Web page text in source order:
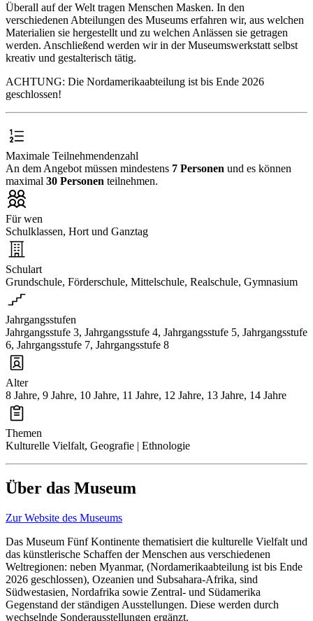
Überall auf der Welt tragen Menschen Masken. In den
verschiedenen Abteilungen des Museums erfahren wir, aus welchen
Materialien sie hergestellt und zu welchen Anlässen sie getragen
werden. Anschließend werden wir in der Museumswerkstatt selbst
kreativ und gestalterisch tätig.
ACHTUNG: Die Nordamerikaabteilung ist bis Ende 2026
geschlossen!
Maximale Teilnehmendenzahl
An dem Angebot müssen mindestens 7 Personen und es können
maximal 30 Personen teilnehmen.
Für wen
Schulklassen, Hort und Ganztag
Schulart
Grundschule, Förderschule, Mittelschule, Realschule, Gymnasium
Jahrgangsstufen
Jahrgangsstufe 3, Jahrgangsstufe 4, Jahrgangsstufe 5, Jahrgangsstufe
6, Jahrgangsstufe 7, Jahrgangsstufe 8
Alter
8 Jahre, 9 Jahre, 10 Jahre, 11 Jahre, 12 Jahre, 13 Jahre, 14 Jahre
Themen
Kulturelle Vielfalt, Geografie | Ethnologie
Über das Museum
Zur Website des Museums
Das Museum Fünf Kontinente thematisiert die kulturelle Vielfalt und
das künstlerische Schaffen der Menschen aus verschiedenen
Weltregionen: neben Myanmar, (Nordamerikaabteilung ist bis Ende
2026 geschlossen), Ozeanien und Subsahara-Afrika, sind
Südwestasien, Nordafrika sowie Zentral- und Südamerika
Gegenstand der ständigen Ausstellungen. Diese werden durch
wechselnde Sonderausstellungen ergänzt.